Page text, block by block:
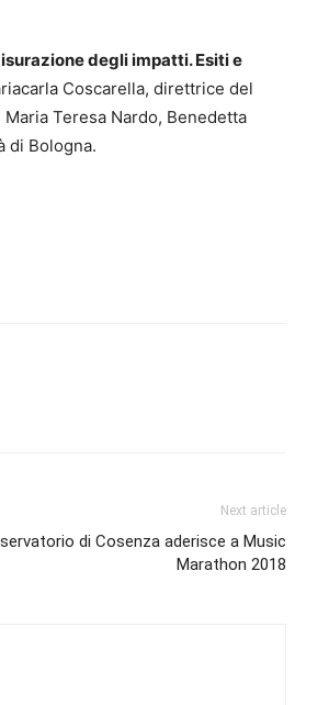
degli impatti. Esiti e
Coscarella, direttrice del
Teresa Nardo, Benedetta
di Bologna.
Next article
di Cosenza aderisce a Music
Marathon 2018